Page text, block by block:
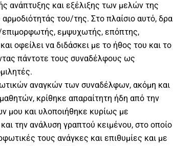
ανάπτυξης και εξέλιξης των μελών της
του/της. Στο πλαίσιο αυτό, δρα
εμψυχωτής, επόπτης,
οφείλει να διδάσκει με το ήθος του και το
πάντοτε τους συναδέλφους ως
αναγκών των συναδέλφων, ακόμη και
κρίθηκε απαραίτητη ήδη από την
μου και υλοποιήθηκε κυρίως με
την ανάλυση γραπτού κειμένου, στο οποίο
τους ανάγκες και επιθυμίες και με